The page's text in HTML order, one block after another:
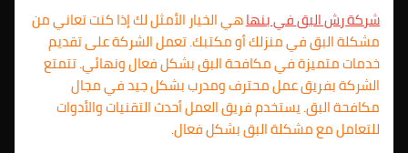
شركة رش البق في بنهاهي الخيار الأمثل لك إذا كنت تعاني من
مشكلة البق في منزلك أو مكتبك. تعمل الشركة على تقديم
خدمات متميزة في مكافحة البق بشكل فعال ونهائي. تتمتع
الشركة بفريق عمل محترف ومدرب بشكل جيد في مجال
مكافحة البق. يستخدم فريق العمل أحدث التقنيات والأدوات
للتعامل مع مشكلة البق بشكل فعال.